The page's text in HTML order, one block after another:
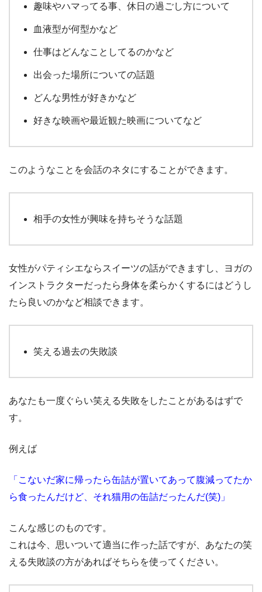
趣味やハマってる事、休日の過ごし方について
血液型が何型かなど
仕事はどんなことしてるのかなど
出会った場所についての話題
どんな男性が好きかなど
好きな映画や最近観た映画についてなど
このようなことを会話のネタにすることができます。
相手の女性が興味を持ちそうな話題
女性がパティシエならスイーツの話ができますし、ヨガの
インストラクターだったら身体を柔らかくするにはどうし
たら良いのかなど相談できます。
笑える過去の失敗談
あなたも一度ぐらい笑える失敗をしたことがあるはずで
す。
例えば
「こないだ家に帰ったら缶詰が置いてあって腹減ってたか
ら食ったんだけど、それ猫用の缶詰だったんだ(笑)」
こんな感じのものです。
これは今、思いついて適当に作った話ですが、あなたの笑
える失敗談の方があればそちらを使ってください。